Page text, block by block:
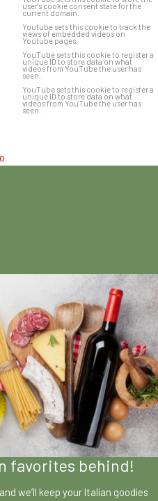
user's cookie consent state for the
current domain.
Youtube sets this cookie to track the
views of embedded videos on
Youtube pages.
YouTube sets this cookie to register a
unique ID to store data on what
videos from YouTube the user has
seen.
YouTube sets this cookie to register a
unique ID to store data on what
videos from YouTube the user has
seen.
favorites behind!
we’ll keep your Italian goodies